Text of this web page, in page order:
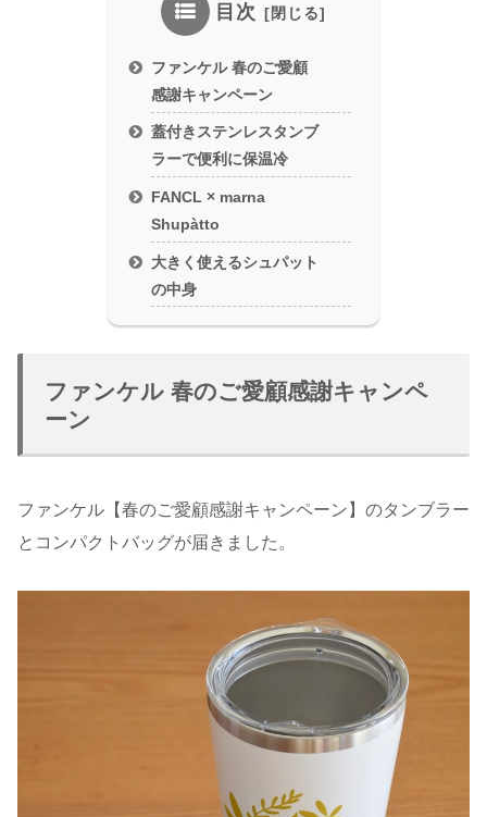
目次
ファンケル 春のご愛顧
感謝キャンペーン
蓋付きステンレスタンブ
ラーで便利に保温冷
FANCL × marna
Shupàtto
大きく使えるシュパット
の中身
ファンケル 春のご愛顧感謝キャンペ
ーン
ファンケル【春のご愛顧感謝キャンペーン】のタンブラー
とコンパクトバッグが届きました。